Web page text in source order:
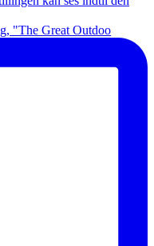
"The Great Outdoo